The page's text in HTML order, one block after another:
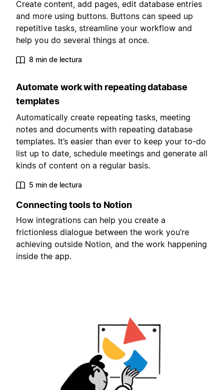
Create content, add pages, edit database entries
and more using buttons. Buttons can speed up
repetitive tasks, streamline your workflow and
help you do several things at once.
8 min de lectura
Automate work with repeating database
templates
Automatically create repeating tasks, meeting
notes and documents with repeating database
templates. It’s easier than ever to keep your to-do
list up to date, schedule meetings and generate all
kinds of content on a regular basis.
5 min de lectura
Connecting tools to Notion
How integrations can help you create a
frictionless dialogue between the work you’re
achieving outside Notion, and the work happening
inside the app.